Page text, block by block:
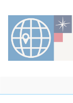
content